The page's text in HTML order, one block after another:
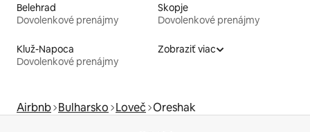
Belehrad
Dovolenkové prenájmy
Skopje
Dovolenkové prenájmy
Kluž-Napoca
Dovolenkové prenájmy
Zobraziť viac
Airbnb Bulharsko Loveč Oreshak